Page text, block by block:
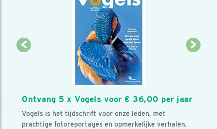
Ontvang 5 x Vogels voor € 36,00 per jaar
Vogels is het tijdschrift voor onze leden, met
prachtige fotoreportages en opmerkelijke verhalen.